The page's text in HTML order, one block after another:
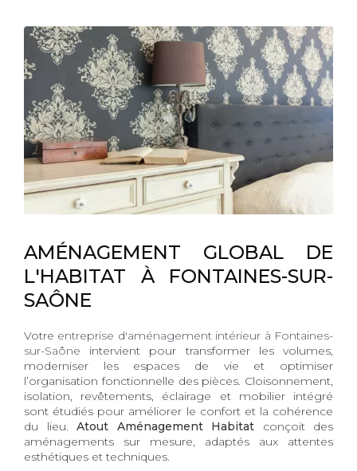
AMÉNAGEMENT GLOBAL DE
L'HABITAT À FONTAINES-SUR-
SAÔNE
Votre entreprise d'aménagement intérieur à Fontaines-
sur-Saône intervient pour transformer les volumes,
moderniser les espaces de vie et optimiser
l’organisation fonctionnelle des pièces. Cloisonnement,
isolation, revêtements, éclairage et mobilier intégré
sont étudiés pour améliorer le confort et la cohérence
du lieu. Atout Aménagement Habitat conçoit des
aménagements sur mesure, adaptés aux attentes
esthétiques et techniques.